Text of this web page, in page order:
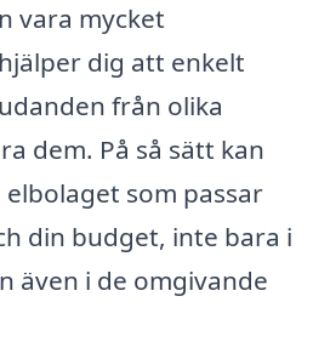
vara mycket
dig att enkelt
från olika
dem. På så sätt kan
som passar
din budget, inte bara i
även i de omgivande